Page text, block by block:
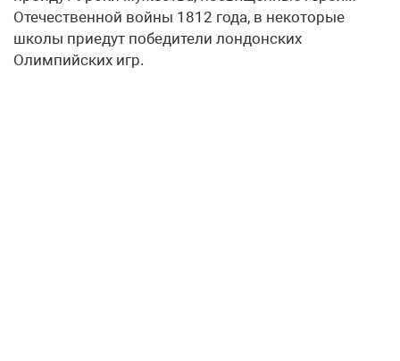
Отечественной войны 1812 года, в некоторые
школы приедут победители лондонских
Олимпийских игр.